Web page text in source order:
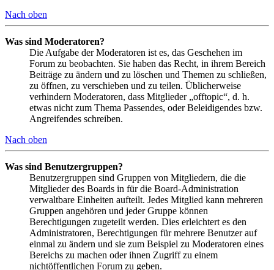
Nach oben
Was sind Moderatoren?
Die Aufgabe der Moderatoren ist es, das Geschehen im
Forum zu beobachten. Sie haben das Recht, in ihrem Bereich
Beiträge zu ändern und zu löschen und Themen zu schließen,
zu öffnen, zu verschieben und zu teilen. Üblicherweise
verhindern Moderatoren, dass Mitglieder „offtopic“, d. h.
etwas nicht zum Thema Passendes, oder Beleidigendes bzw.
Angreifendes schreiben.
Nach oben
Was sind Benutzergruppen?
Benutzergruppen sind Gruppen von Mitgliedern, die die
Mitglieder des Boards in für die Board-Administration
verwaltbare Einheiten aufteilt. Jedes Mitglied kann mehreren
Gruppen angehören und jeder Gruppe können
Berechtigungen zugeteilt werden. Dies erleichtert es den
Administratoren, Berechtigungen für mehrere Benutzer auf
einmal zu ändern und sie zum Beispiel zu Moderatoren eines
Bereichs zu machen oder ihnen Zugriff zu einem
nichtöffentlichen Forum zu geben.